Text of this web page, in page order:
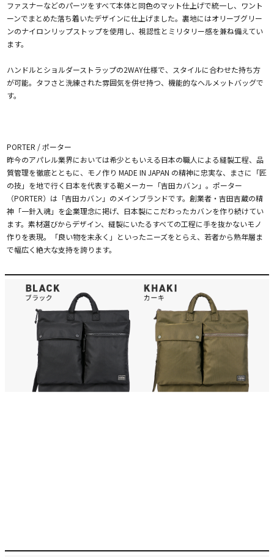
ファスナーなどのパーツをすべて本体と同色のマット仕上げで統一し、ワント
ーンでまとめた落ち着いたデザインに仕上げました。裏地にはオリーブグリー
ンのナイロンリップストップを使用し、視認性とミリタリー感を兼ね備えてい
ます。
ハンドルとショルダーストラップの2WAY仕様で、スタイルに合わせた持ち方
が可能。タフさと洗練された雰囲気を併せ持つ、機能的なヘルメットバッグで
す。
PORTER / ポーター
昨今のアパレル業界においては希少ともいえる日本の職人による縫製工程、品
質管理を徹底とともに、モノ作り MADE IN JAPAN の精神に忠実な、まさに「匠
の技」を地で行く日本を代表する鞄メーカー「吉田カバン」。ポーター
（PORTER）は「吉田カバン」のメインブランドです。創業者・吉田吉蔵の精
神「一針入魂」を企業理念に掲げ、日本製にこだわったカバンを作り続けてい
ます。素材選びからデザイン、縫製にいたるすべての工程に手を抜かないモノ
作りを表現。「良い物を末永く」といったニーズをとらえ、若者から熟年層ま
で幅広く絶大な支持を誇ります。